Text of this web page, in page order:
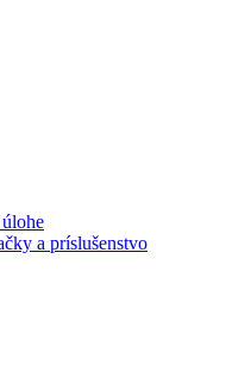
a príslušenstvo